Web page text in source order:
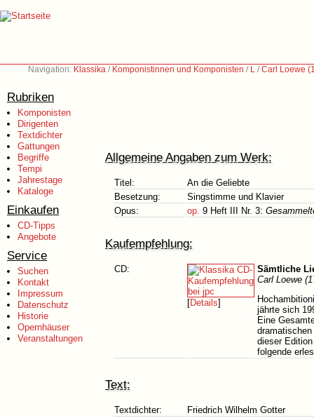
Navigation: Klassika / Komponistinnen und Komponisten / L /Carl Loewe
Rubriken
Komponisten
Dirigenten
Textdichter
Gattungen
Begriffe
Tempi
Jahrestage
Kataloge
Einkaufen
CD-Tipps
Angebote
Service
Suchen
Kontakt
Impressum
Datenschutz
Historie
Opernhäuser
Veranstaltungen
Allgemeine Angaben zum Werk:
Titel:
An die Geliebte
Besetzung:
Singstimme und Klavier
Opus:
op. 9 Heft III Nr. 3:
Kaufempfehlung:
CD:
[Details]
Sämtliche
Carl Loewe
jährte sich
Eine
dieser
folgende
Text:
Textdichter:
Friedrich Wilhelm Gotter